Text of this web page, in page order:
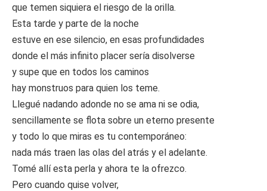
que temen siquiera el riesgo de la orilla.
Esta tarde y parte de la noche
estuve en ese silencio, en esas profundidades
donde el más infinito placer sería disolverse
y supe que en todos los caminos
hay monstruos para quien los teme.
Llegué nadando adonde no se ama ni se odia,
sencillamente se flota sobre un eterno presente
y todo lo que miras es tu contemporáneo:
nada más traen las olas del atrás y el adelante.
Tomé allí esta perla y ahora te la ofrezco.
Pero cuando quise volver,